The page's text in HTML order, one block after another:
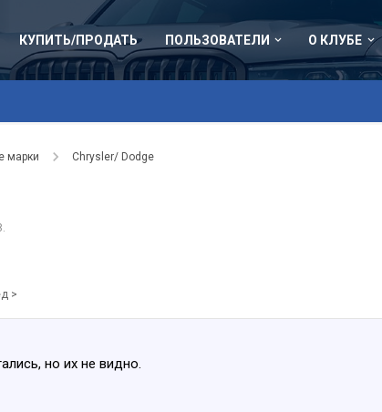
КУПИТЬ/ПРОДАТЬ ПОЛЬЗОВАТЕЛИ О КЛУБЕ
марки Chrysler/ Dodge
.
>
но их не видно.